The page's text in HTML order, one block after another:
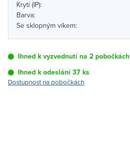
Krytí (IP):
Barva:
Se sklopným víkem:
Ihned k vyzvednutí na 2 pobočkách
Ihned k odeslání 37 ks
Dostupnost na pobočkách